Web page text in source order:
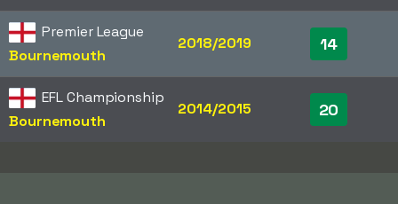
Premier League
Bournemouth
2018/2019 14
EFL Championship
Bournemouth
2014/2015 20